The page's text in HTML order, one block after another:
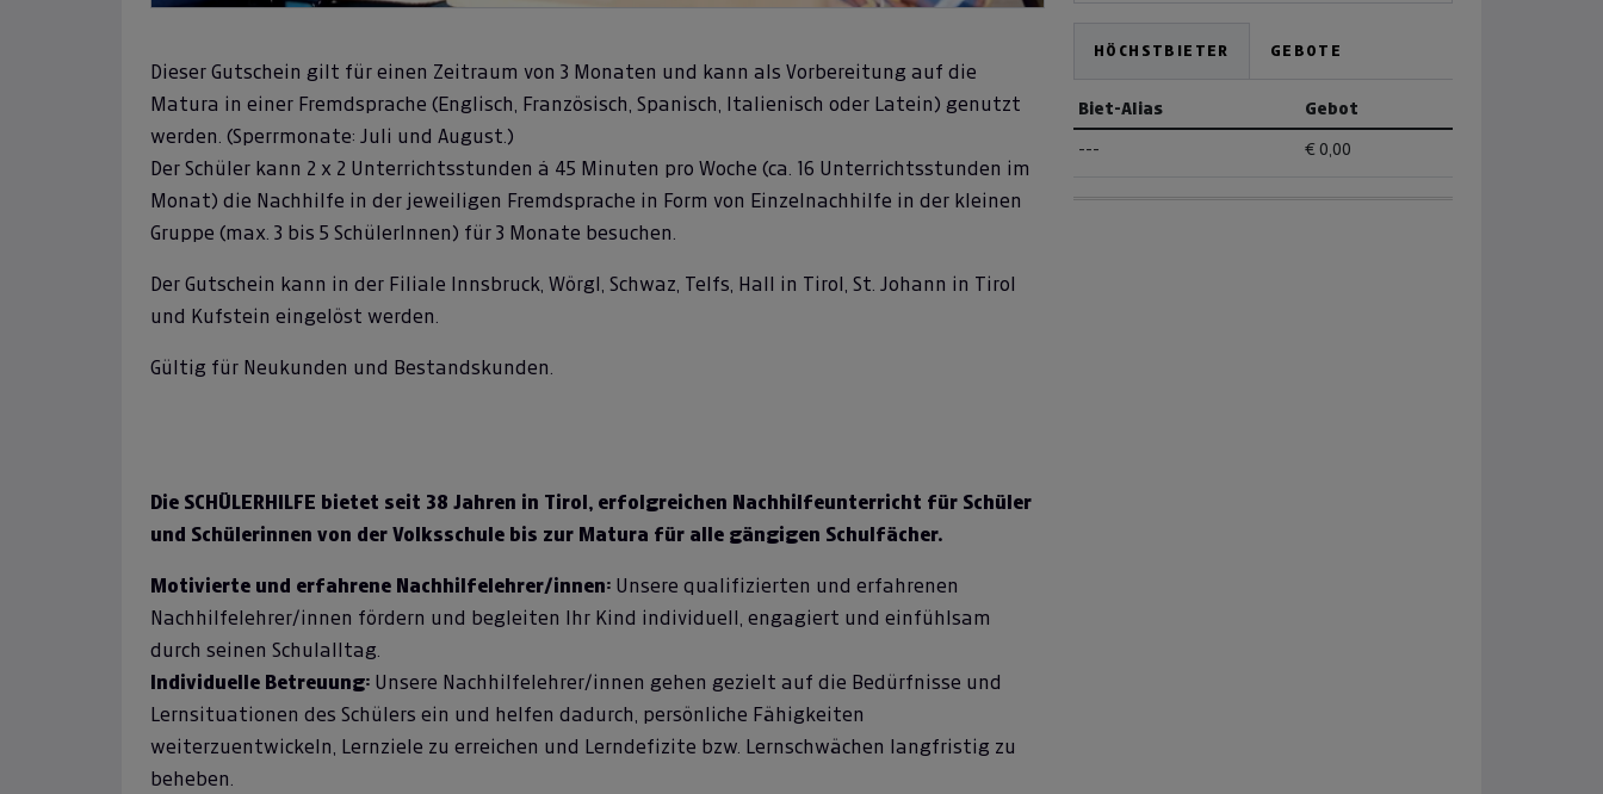
Dieser Gutschein gilt für einen Zeitraum von 3 Monaten und kann als Vorbereitung auf die
Matura in einer Fremdsprache (Englisch, Französisch, Spanisch, Italienisch oder Latein) genutzt
werden. (Sperrmonate: Juli und August.)
Der Schüler kann 2 x 2 Unterrichtsstunden á 45 Minuten pro Woche (ca. 16 Unterrichtsstunden im
Monat) die Nachhilfe in der jeweiligen Fremdsprache in Form von Einzelnachhilfe in der kleinen
Gruppe (max. 3 bis 5 SchülerInnen) für 3 Monate besuchen.
Der Gutschein kann in der Filiale Innsbruck, Wörgl, Schwaz, Telfs, Hall in Tirol, St. Johann in Tirol
und Kufstein eingelöst werden.
Gültig für Neukunden und Bestandskunden.
Die SCHÜLERHILFE bietet seit 38 Jahren in Tirol, erfolgreichen Nachhilfeunterricht für Schüler
und Schülerinnen von der Volksschule bis zur Matura für alle gängigen Schulfächer.
Motivierte und erfahrene Nachhilfelehrer/innen: Unsere qualifizierten und erfahrenen
Nachhilfelehrer/innen fördern und begleiten Ihr Kind individuell, engagiert und einfühlsam
durch seinen Schulalltag.
Individuelle Betreuung: Unsere Nachhilfelehrer/innen gehen gezielt auf die Bedürfnisse und
Lernsituationen des Schülers ein und helfen dadurch, persönliche Fähigkeiten
weiterzuentwickeln, Lernziele zu erreichen und Lerndefizite bzw. Lernschwächen langfristig zu
beheben.
HÖCHSTBIETER GEBOTE
Biet-Alias Gebot
--- € 0,00